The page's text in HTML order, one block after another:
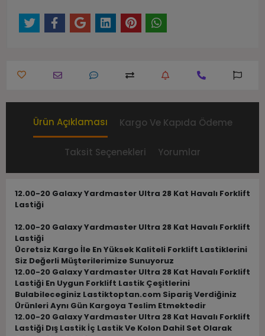
Ürün Açıklaması Kargo Ve Kapıda Ödeme
Taksit Seçenekleri Yorumlar
12.00-20 Galaxy Yardmaster Ultra 28 Kat Havalı Forklift
Lastiği
12.00-20 Galaxy Yardmaster Ultra 28 Kat Havalı Forklift
Lastiği
Ücretsiz Kargo İle En Yüksek Kaliteli Forklift Lastiklerini
Siz Değerli Müşterilerimize Sunuyoruz
12.00-20 Galaxy Yardmaster Ultra 28 Kat Havalı Forklift
Lastiği En Uygun Forklift Lastik Çeşitlerini
Bulabileceginiz Lastiktoptan.com Sipariş Verdiğiniz
Ürünleri Aynı Gün Kargoya Teslim Etmektedir
12.00-20 Galaxy Yardmaster Ultra 28 Kat Havalı Forklift
Lastiği Dış Lastik İç Lastik Ve Kolon Dahil Set Olarak